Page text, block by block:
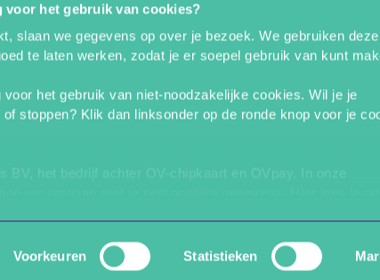
voor het gebruik van cookies?
slaan we gegevens op over je bezoek. We gebruiken deze
te laten werken, zodat je er soepel gebruik van kunt
het gebruik van niet-noodzakelijke cookies. Wil je je
stoppen? Klik dan linksonder op de ronde knop voor je
BV, het bedrijf achter OV-chipkaart en OVpay. In onze
die uw gegevens kunnen ontvangen en verwerken.
Voorkeuren Statistieken
ov-chipkaart.nl